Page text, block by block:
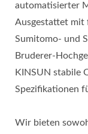
automatisierter
Ausgestattet
Sumitomo- und
Bruderer-
KINSUN stabile
Spezifikationen
Wir bieten